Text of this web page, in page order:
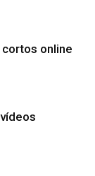
online